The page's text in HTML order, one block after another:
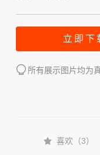
立即下
所有展示图片均为
喜欢（3）